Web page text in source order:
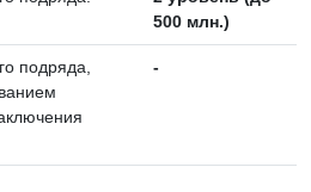
500 млн.)
подряда,
-